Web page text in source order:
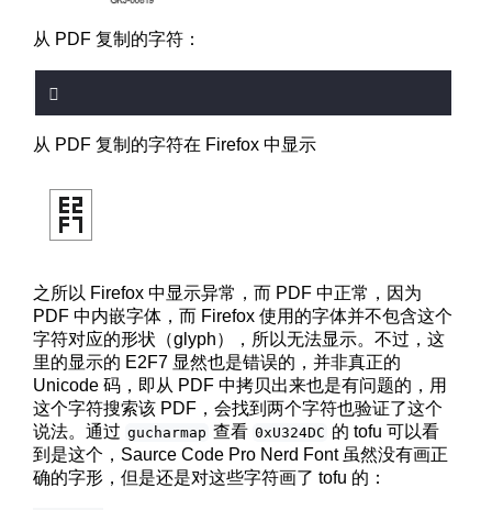
从 PDF 复制的字符：
从 PDF 复制的字符在 Firefox 中显示
之所以 Firefox 中显示异常，而 PDF 中正常，因为
PDF 中内嵌字体，而 Firefox 使用的字体并不包含这个
字符对应的形状（glyph），所以无法显示。不过，这
里的显示的 E2F7 显然也是错误的，并非真正的
Unicode 码，即从 PDF 中拷贝出来也是有问题的，用
这个字符搜索该 PDF，会找到两个字符也验证了这个
说法。通过 gucharmap 查看 0xU324DC 的 tofu 可以看
到是这个，Saurce Code Pro Nerd Font 虽然没有画正
确的字形，但是还是对这些字符画了 tofu 的：